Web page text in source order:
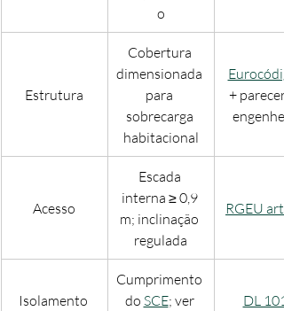
o
Estrutura
Cobertura
dimensionada
para
sobrecarga
habitacional
+ parecer
Acesso
Escada
interna ≥ 0,9
m; inclinação
regulada
RGEU
Isolamento
Cumprimento
do SCE; ver
DL 101-